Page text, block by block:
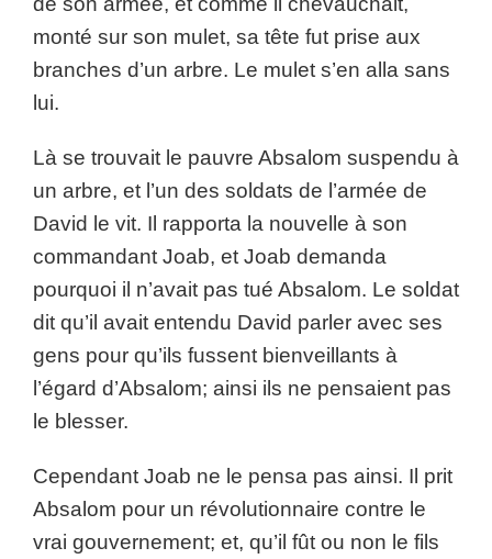
monté sur son mulet, sa tête fut prise aux
branches d’un arbre. Le mulet s’en alla sans
lui.
Là se trouvait le pauvre Absalom suspendu à
un arbre, et l’un des soldats de l’armée de
David le vit. Il rapporta la nouvelle à son
commandant Joab, et Joab demanda
pourquoi il n’avait pas tué Absalom. Le soldat
dit qu’il avait entendu David parler avec ses
gens pour qu’ils fussent bienveillants à
l’égard d’Absalom; ainsi ils ne pensaient pas
le blesser.
Cependant Joab ne le pensa pas ainsi. Il prit
Absalom pour un révolutionnaire contre le
vrai gouvernement; et, qu’il fût ou non le fils